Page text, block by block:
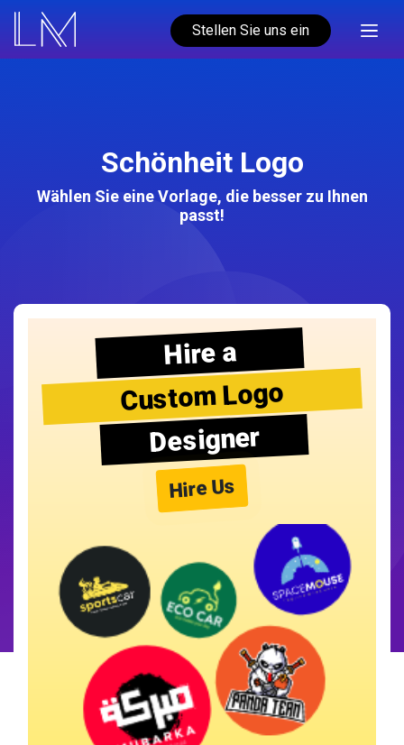
Stellen Sie uns ein
Schönheit Logo
Wählen Sie eine Vorlage, die besser zu Ihnen
passt!
Hire a
Custom Logo
Designer
Hire Us